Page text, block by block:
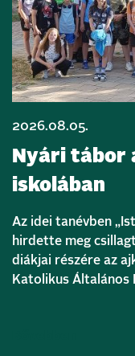
2026.08.05.
Nyári tábor
iskolában
Az idei tanévben
hirdette meg
diákjai részére az
Katolikus Általános